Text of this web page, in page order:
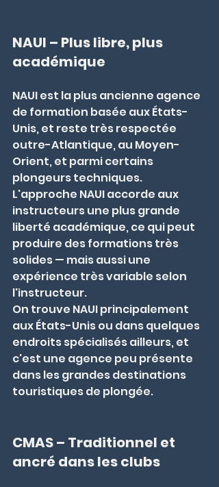
NAUI – Plus libre, plus
académique
NAUI est la plus ancienne agence
de formation basée aux États-
Unis, et reste très respectée
outre-Atlantique, au Moyen-
Orient, et parmi certains
plongeurs techniques.
L'approche NAUI accorde aux
instructeurs une plus grande
liberté académique, ce qui peut
produire des formations très
solides — mais aussi une
expérience très variable selon
l'instructeur.
On trouve NAUI principalement
aux États-Unis ou dans quelques
endroits spécialisés ailleurs, et
c'est une agence peu présente
dans les grandes destinations
touristiques de plongée.
CMAS – Traditionnel et
ancré dans les clubs